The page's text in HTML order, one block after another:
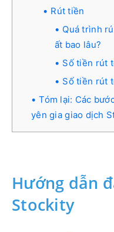
Rút tiền
Quá trình
ất bao lâu?
Số tiền rút
Số tiền rút
Tóm lại: Các
yên gia giao dịch
Hướng dẫn
Stockity